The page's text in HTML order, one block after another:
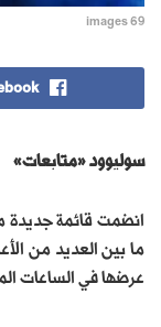
images 69
سوليوود «متابعات»
انضمت قائمة جديدة
ما بين العديد من
عرضها في الساعات